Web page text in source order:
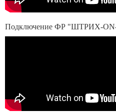
Подключение ФР "ШТРИХ-ON-